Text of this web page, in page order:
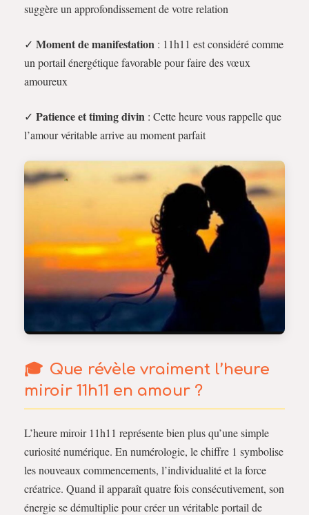
suggère un approfondissement de votre relation
✓ Moment de manifestation : 11h11 est considéré comme
un portail énergétique favorable pour faire des vœux
amoureux
✓ Patience et timing divin : Cette heure vous rappelle que
l’amour véritable arrive au moment parfait
Que révèle vraiment l’heure
miroir 11h11 en amour ?
L’heure miroir 11h11 représente bien plus qu’une simple
curiosité numérique. En numérologie, le chiffre 1 symbolise
les nouveaux commencements, l’individualité et la force
créatrice. Quand il apparaît quatre fois consécutivement, son
énergie se démultiplie pour créer un véritable portail de